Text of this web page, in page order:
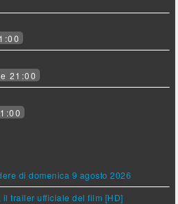
21:00
di domenica 9 agosto 2026
trailer ufficiale del film [HD]